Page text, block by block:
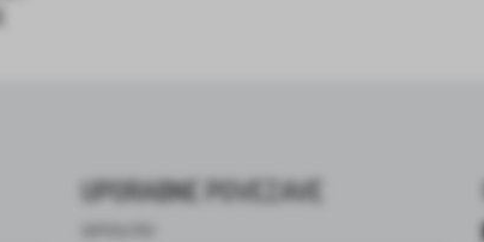
UPORABNE POVEZAVE